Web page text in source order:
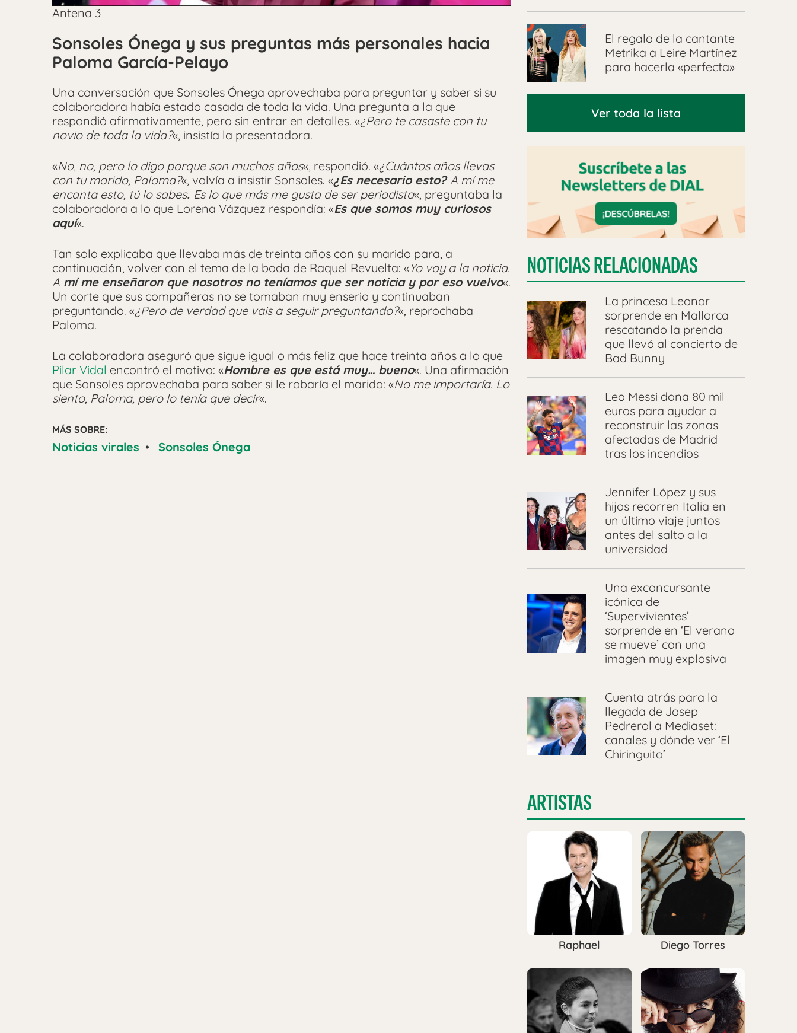
Antena 3
Sonsoles Ónega y sus preguntas más personales hacia
Paloma García-Pelayo
Una conversación que Sonsoles Ónega aprovechaba para preguntar y saber si su
colaboradora había estado casada de toda la vida. Una pregunta a la que
respondió afirmativamente, pero sin entrar en detalles. «¿Pero te casaste con tu
novio de toda la vida?«, insistía la presentadora.
«No, no, pero lo digo porque son muchos años«, respondió. «¿Cuántos años llevas
con tu marido, Paloma?«, volvía a insistir Sonsoles. «¿Es necesario esto?A mí me
encanta esto, tú lo sabes. Es lo que más me gusta de ser periodista«, preguntaba la
colaboradora a lo que Lorena Vázquez respondía: «Es que somos muy curiosos
aquí«.
Tan solo explicaba que llevaba más de treinta años con su marido para, a
continuación, volver con el tema de la boda de Raquel Revuelta: «Yo voy a la noticia.
A mí me enseñaron que nosotros no teníamos que ser noticia y por eso vuelvo«.
Un corte que sus compañeras no se tomaban muy enserio y continuaban
preguntando. «¿Pero de verdad que vais a seguir preguntando?«, reprochaba
Paloma.
La colaboradora aseguró que sigue igual o más feliz que hace treinta años a lo que
Pilar Vidal encontró el motivo: «Hombre es que está muy… bueno«. Una afirmación
que Sonsoles aprovechaba para saber si le robaría el marido: «No me importaría. Lo
siento, Paloma, pero lo tenía que decir«.
MÁS SOBRE:
Noticias virales • Sonsoles Ónega
El regalo de la cantante
Metrika a Leire Martínez
para hacerla «perfecta»
Ver toda la lista
NOTICIAS RELACIONADAS
La princesa Leonor
sorprende en Mallorca
rescatando la prenda
que llevó al concierto de
Bad Bunny
Leo Messi dona 80 mil
euros para ayudar a
reconstruir las zonas
afectadas de Madrid
tras los incendios
Jennifer López y sus
hijos recorren Italia en
un último viaje juntos
antes del salto a la
universidad
Una exconcursante
icónica de
‘Supervivientes’
sorprende en ‘El verano
se mueve’ con una
imagen muy explosiva
Cuenta atrás para la
llegada de Josep
Pedrerol a Mediaset:
canales y dónde ver ‘El
Chiringuito’
ARTISTAS
Raphael Diego Torres